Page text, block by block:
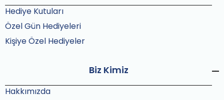
Hediye Kutuları
Özel Gün Hediyeleri
Kişiye Özel Hediyeler
Biz Kimiz
Hakkımızda